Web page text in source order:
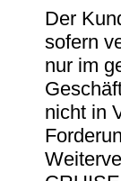
Der
sofern
nur im
nicht in